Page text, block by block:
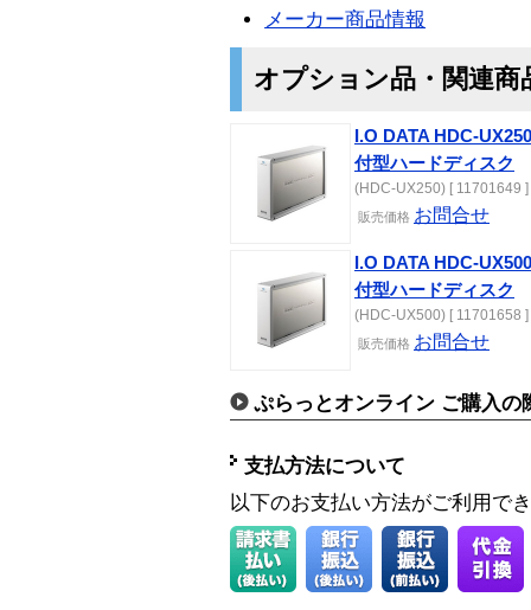
メーカー商品情報
オプション品・関連商
I.O DATA HDC-
付型ハードディスク
(HDC-UX250) [ 11701649 ]
販売価格 お問合せ
I.O DATA HDC-
付型ハードディスク
(HDC-UX500) [ 11701658 ]
販売価格 お問合せ
ぷらっとオンライン ご購入の
支払方法について
以下のお支払い方法がご利用で